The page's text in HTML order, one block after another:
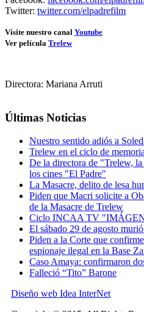
Twitter: twitter.com/elpadrefilm
Visite nuestro canal Youtube
Ver película Trelew
Directora: Mariana Arruti
Últimas Noticias
Nuestro sentido adiós a
Trelew en el ciclo de
De la directora de "Trelew,
los cines "El Padre"
La Masacre, delito de lesa
Piden que Macri solicite a
de la Masacre de Trelew
Ciclo INCAA TV
El sábado 29 de agosto
Piden a la Corte que
espionaje ilegal en la Base
Caso Amaya: confirmaron
Falleció “Tito” Barone
Diseño web Idea InterNet